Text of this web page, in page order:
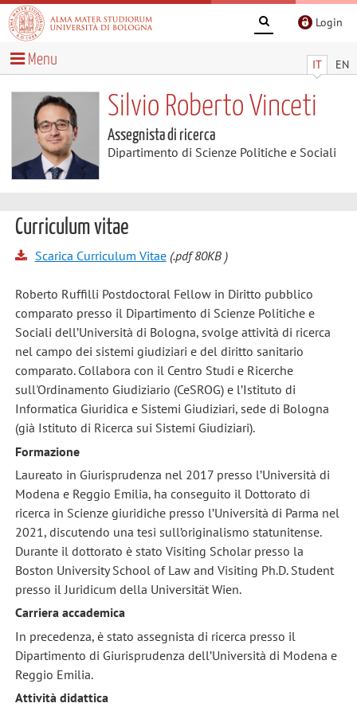
Login
IT EN
Menu
Silvio Roberto Vinceti
Assegnista di ricerca
Dipartimento di Scienze Politiche e Sociali
Curriculum vitae
Scarica Curriculum Vitae(.pdf 80KB )
Roberto Ruffilli Postdoctoral Fellow in Diritto pubblico
comparato presso il Dipartimento di Scienze Politiche e
Sociali dell’Università di Bologna, svolge attività di ricerca
nel campo dei sistemi giudiziari e del diritto sanitario
comparato. Collabora con il Centro Studi e Ricerche
sull'Ordinamento Giudiziario (CeSROG) e l’Istituto di
Informatica Giuridica e Sistemi Giudiziari, sede di Bologna
(già Istituto di Ricerca sui Sistemi Giudiziari).
Formazione
Laureato in Giurisprudenza nel 2017 presso l’Università di
Modena e Reggio Emilia, ha conseguito il Dottorato di
ricerca in Scienze giuridiche presso l’Università di Parma nel
2021, discutendo una tesi sull’originalismo statunitense.
Durante il dottorato è stato Visiting Scholar presso la
Boston University School of Law and Visiting Ph.D. Student
presso il Juridicum della Universität Wien.
Carriera accademica
In precedenza, è stato assegnista di ricerca presso il
Dipartimento di Giurisprudenza dell’Università di Modena e
Reggio Emilia.
Attività didattica